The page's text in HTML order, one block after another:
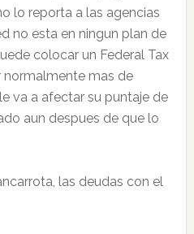
lo reporta a las agencias
no esta en ningun plan de
colocar un Federal Tax
normalmente mas de
va a afectar su puntaje de
aun despues de que lo
las deudas con el